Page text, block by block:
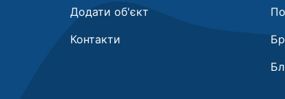
Додати об'єкт
Контакти